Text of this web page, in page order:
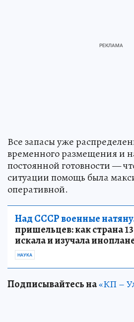
Все запасы уже
временного размещения и
постоянной готовности —
ситуации помощь была
оперативной.
Над СССР военные
пришельцев: как страна
искала и изучала
НАУКА
Подписывайтесь на«КП –